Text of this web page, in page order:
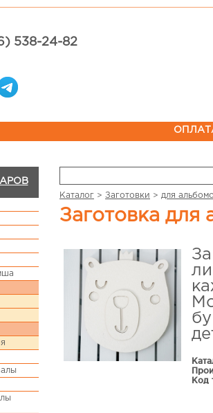
538-24-82
Каталог > Заготовки > для
Заготовка
Код